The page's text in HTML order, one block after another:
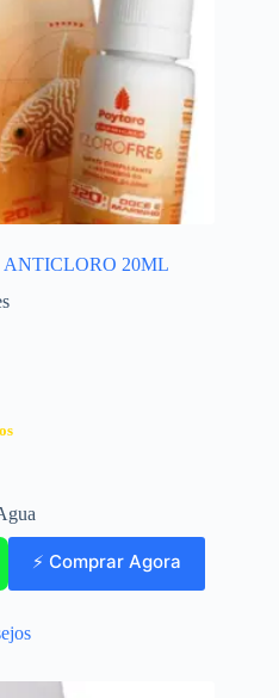
20ML
⚡ Comprar Agora